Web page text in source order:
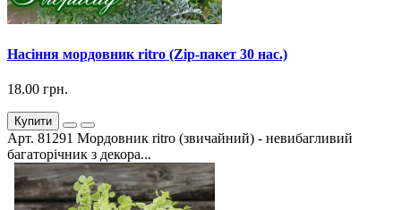
Насіння мордовник ritro (Zip-пакет 30 нас.)
18.00 грн.
Купити
Арт. 81291 Мордовник ritro (звичайний) - невибагливий
багаторічник з декора...